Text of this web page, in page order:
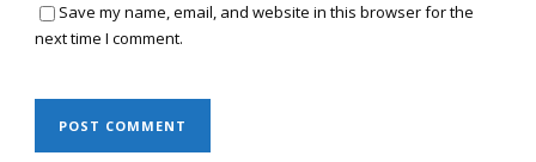
Save my name, email, and website in this browser for the
next time I comment.